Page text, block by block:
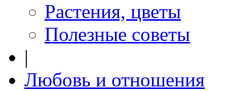
Растения, цветы
Полезные советы
|
Любовь и отношения